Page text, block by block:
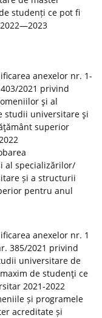
studenți ce pot fi
anexelor nr. 1-
2021 privind
şi al
studii universitare şi
superior
al specializărilor/
și a structurii
pentru anul
anexelor nr. 1
385/2021 privind
universitare de
de studenţi ce
2021-2022
și programele
acreditate și